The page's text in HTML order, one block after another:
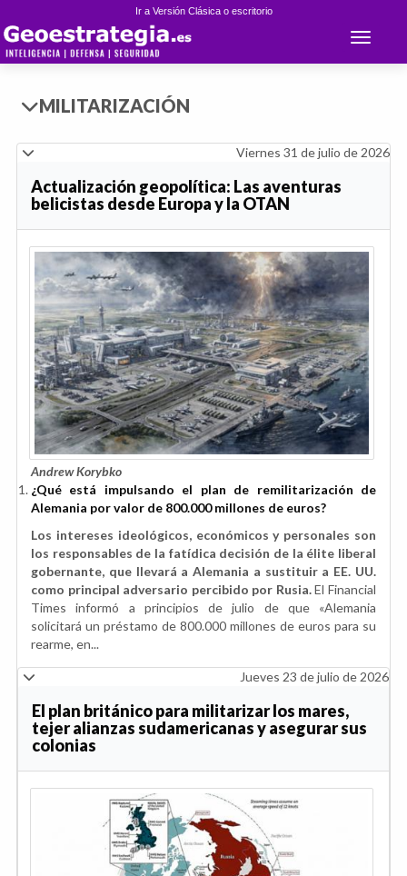
Ir a Versión Clásica o escritorio
Toggle
MILITARIZACIÓN
Viernes 31 de julio de 2026
Actualización geopolítica: Las aventuras
belicistas desde Europa y la OTAN
Andrew Korybko
¿Qué está impulsando el plan de remilitarización de
Alemania por valor de 800.000 millones de euros?
Los intereses ideológicos, económicos y personales son
los responsables de la fatídica decisión de la élite liberal
gobernante, que llevará a Alemania a sustituir a EE. UU.
como principal adversario percibido por Rusia.El Financial
Times informó a principios de julio de que «Alemania
solicitará un préstamo de 800.000 millones de euros para su
rearme, en...
Jueves 23 de julio de 2026
El plan británico para militarizar los mares,
tejer alianzas sudamericanas y asegurar sus
colonias